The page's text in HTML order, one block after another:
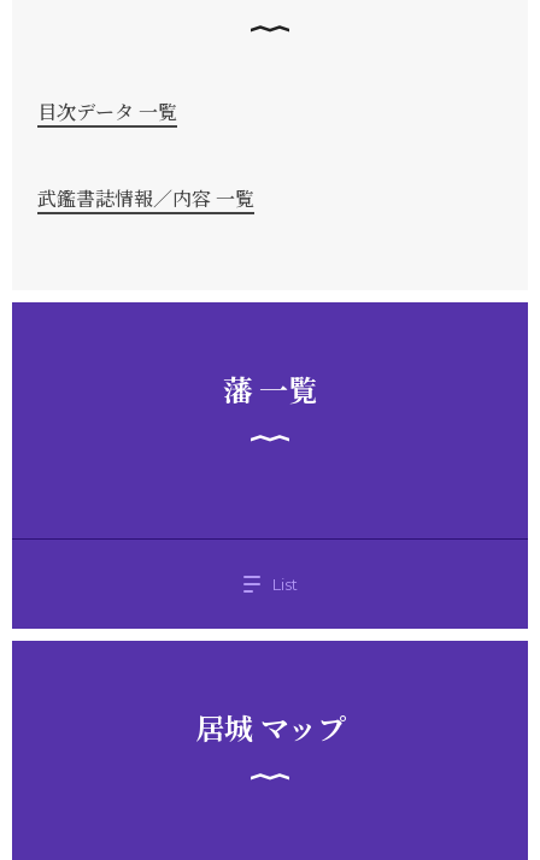
目次データ 一覧
武鑑書誌情報／内容 一覧
藩 一覧
List
居城 マップ